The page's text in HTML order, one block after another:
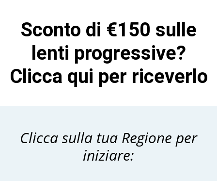
Sconto di €150 sulle
lenti progressive?
Clicca qui per riceverlo
Clicca sulla tua Regione per
iniziare: